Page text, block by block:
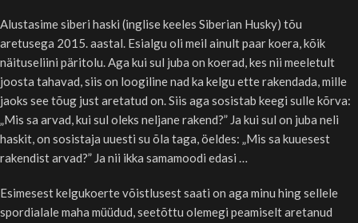
Alustasime siberi haski (inglise keeles Siberian Husky) tõu
aretusega 2015. aastal. Esialgu oli meil ainult paar koera, kõik
näituseliini päritolu. Aga kui sul juba on koerad, kes nii meeletult
joosta tahavad, siis on loogiline nad ka kelgu ette rakendada, mille
jaoks see tõug just aretatud on. Siis aga sosistab keegi sulle kõrva:
„Mis sa arvad, kui sul oleks neljane rakend?” Ja kui sul on juba neli
haskit, on sosistaja uuesti su õla taga, öeldes: „Mis sa kuuesest
rakendist arvad?” Ja nii ikka samamoodi edasi …
Esimesest kelgukoerte võistlusest saati on aga minu hing sellele
spordialale maha müüdud, seetõttu olemegi peamiselt aretanud